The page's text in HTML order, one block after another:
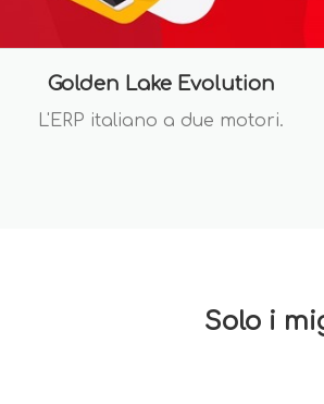
Golden Lake Evolution
L'ERP italiano a due motori.
Solo i